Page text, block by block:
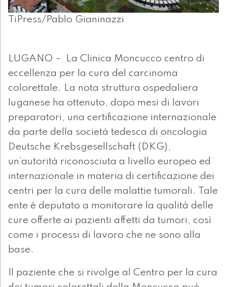
TiPress/Pablo Gianinazzi
LUGANO - La Clinica Moncucco centro di
eccellenza per la cura del carcinoma
colorettale. La nota struttura ospedaliera
luganese ha ottenuto, dopo mesi di lavori
preparatori, una certificazione internazionale
da parte della società tedesca di oncologia
Deutsche Krebsgesellschaft (DKG),
un’autorità riconosciuta a livello europeo ed
internazionale in materia di certificazione dei
centri per la cura delle malattie tumorali. Tale
ente è deputato a monitorare la qualità delle
cure offerte ai pazienti affetti da tumori, così
come i processi di lavoro che ne sono alla
base.
Il paziente che si rivolge al Centro per la cura